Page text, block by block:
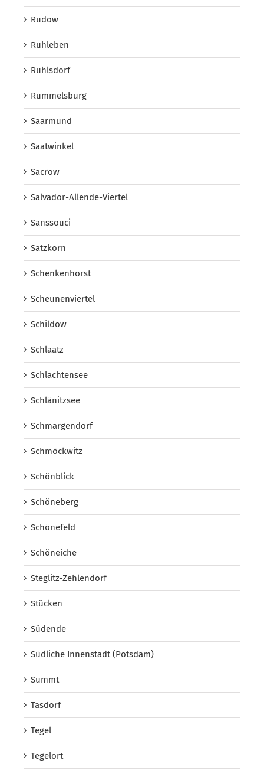
Rudow
Ruhleben
Ruhlsdorf
Rummelsburg
Saarmund
Saatwinkel
Sacrow
Salvador-Allende-Viertel
Sanssouci
Satzkorn
Schenkenhorst
Scheunenviertel
Schildow
Schlaatz
Schlachtensee
Schlänitzsee
Schmargendorf
Schmöckwitz
Schönblick
Schöneberg
Schönefeld
Schöneiche
Steglitz-Zehlendorf
Stücken
Südende
Südliche Innenstadt (Potsdam)
Summt
Tasdorf
Tegel
Tegelort